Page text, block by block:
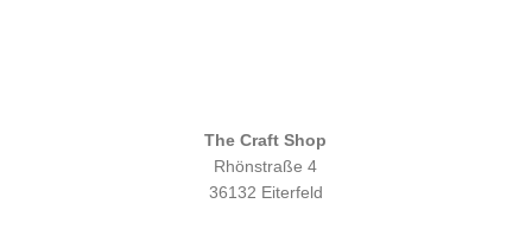
The Craft Shop
Rhönstraße 4
36132 Eiterfeld